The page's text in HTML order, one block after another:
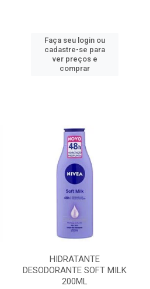
Faça seu login ou
cadastre-se para
ver preços e
comprar
HIDRATANTE
DESODORANTE SOFT MILK
200ML